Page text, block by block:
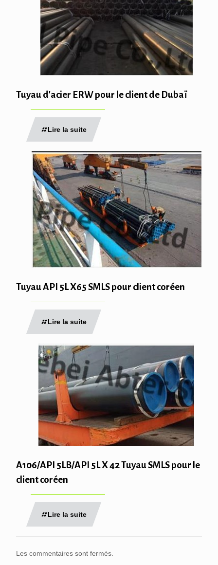
Tuyau d'acier ERW pour le client de Dubaï
Lire la suite
Tuyau API 5L X65 SMLS pour client coréen
Lire la suite
A106/API 5LB/API 5L X 42 Tuyau SMLS pour le
client coréen
Lire la suite
Les commentaires sont fermés.